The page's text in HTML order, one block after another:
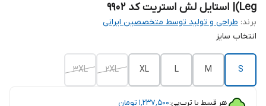
Leg)| استایل لش استریت کد ۹۹۰۲
برند: طراحی و تولید توسط متخصصین ایرانی
انتخاب سایز
S
M
L
XL
2XL
3XL
هر قسط با ترب‌پی:۱٬۲۳۷٬۵۰۰ تومان